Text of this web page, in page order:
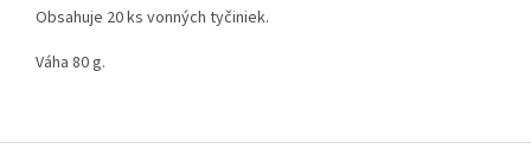
Obsahuje 20 ks vonných tyčiniek.
Váha 80 g.